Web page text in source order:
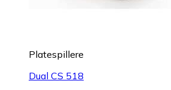
Platespillere
Dual CS 518